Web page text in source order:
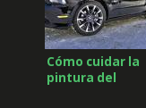
Cómo cuidar la
pintura del